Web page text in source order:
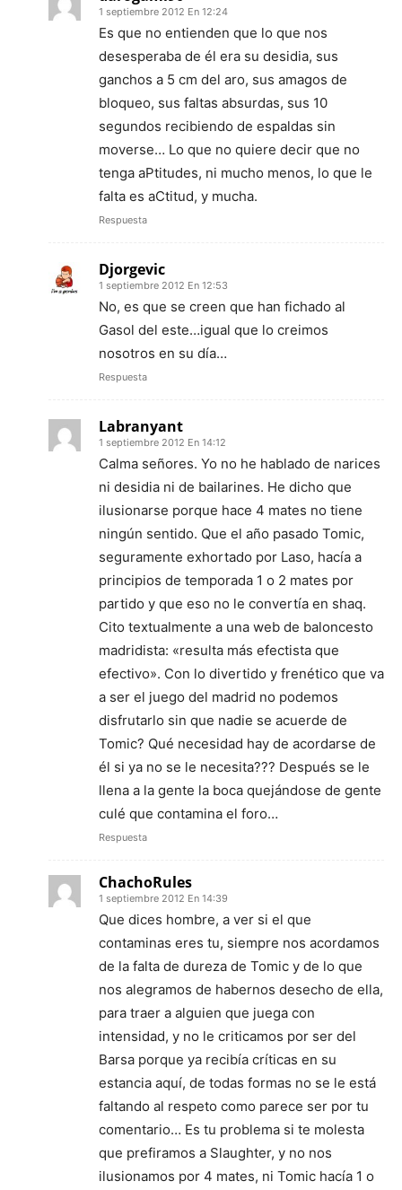
1 septiembre 2012 En 12:24
Es que no entienden que lo que nos
desesperaba de él era su desidia, sus
ganchos a 5 cm del aro, sus amagos de
bloqueo, sus faltas absurdas, sus 10
segundos recibiendo de espaldas sin
moverse… Lo que no quiere decir que no
tenga aPtitudes, ni mucho menos, lo que le
falta es aCtitud, y mucha.
Respuesta
Djorgevic
1 septiembre 2012 En 12:53
No, es que se creen que han fichado al
Gasol del este…igual que lo creimos
nosotros en su día…
Respuesta
Labranyant
1 septiembre 2012 En 14:12
Calma señores. Yo no he hablado de narices
ni desidia ni de bailarines. He dicho que
ilusionarse porque hace 4 mates no tiene
ningún sentido. Que el año pasado Tomic,
seguramente exhortado por Laso, hacía a
principios de temporada 1 o 2 mates por
partido y que eso no le convertía en shaq.
Cito textualmente a una web de baloncesto
madridista: «resulta más efectista que
efectivo». Con lo divertido y frenético que va
a ser el juego del madrid no podemos
disfrutarlo sin que nadie se acuerde de
Tomic? Qué necesidad hay de acordarse de
él si ya no se le necesita??? Después se le
llena a la gente la boca quejándose de gente
culé que contamina el foro…
Respuesta
ChachoRules
1 septiembre 2012 En 14:39
Que dices hombre, a ver si el que
contaminas eres tu, siempre nos acordamos
de la falta de dureza de Tomic y de lo que
nos alegramos de habernos desecho de ella,
para traer a alguien que juega con
intensidad, y no le criticamos por ser del
Barsa porque ya recibía críticas en su
estancia aquí, de todas formas no se le está
faltando al respeto como parece ser por tu
comentario… Es tu problema si te molesta
que prefiramos a Slaughter, y no nos
ilusionamos por 4 mates, ni Tomic hacía 1 o